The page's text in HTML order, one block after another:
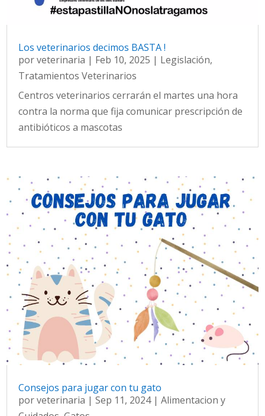
Los veterinarios decimos BASTA !
porveterinaria | Feb 10, 2025 | Legislación,
Tratamientos Veterinarios
Centros veterinarios cerrarán el martes una hora
contra la norma que fija comunicar prescripción de
antibióticos a mascotas
Consejos para jugar con tu gato
porveterinaria |Sep 11, 2024|Alimentacion y